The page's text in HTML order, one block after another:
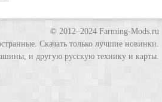
© 2012–2024 Farming-Mods.ru
Скачать только лучшие новинки.
и другую русскую технику и карты.